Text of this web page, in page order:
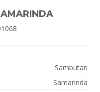
Sambutan
Samarinda